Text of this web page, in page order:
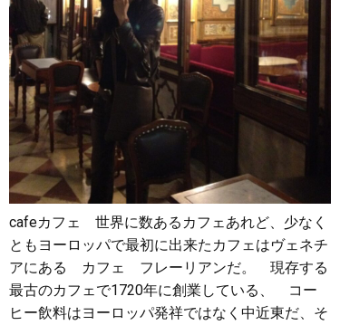
cafeカフェ 世界に数あるカフェあれど、少なく
ともヨーロッパで最初に出来たカフェはヴェネチ
アにある カフェ フレーリアンだ。 現存する
最古のカフェで1720年に創業している、 コー
ヒー飲料はヨーロッパ発祥ではなく中近東だ、そ